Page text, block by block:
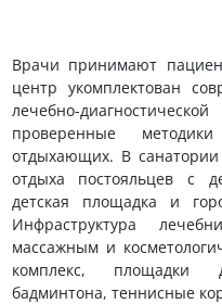
Врачи принимают
центр укомплектован
лечебно-
проверенные
отдыхающих. В
отдыха постояльцев с
детская площадка и
Инфраструктура
массажным и
комплекс, площадки
бадминтона, теннисные